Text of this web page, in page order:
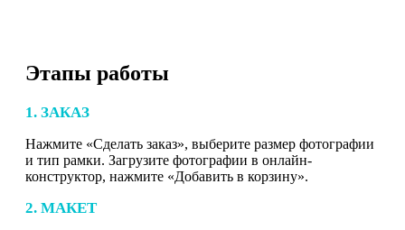
Этапы работы
1. ЗАКАЗ
Нажмите «Сделать заказ», выберите размер фотографии
и тип рамки. Загрузите фотографии в онлайн-
конструктор, нажмите «Добавить в корзину».
2. МАКЕТ